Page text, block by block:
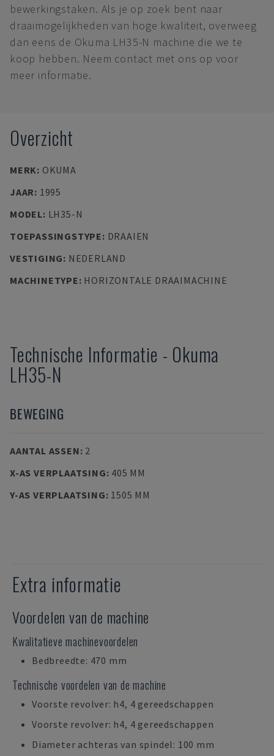
bewerkingstaken. Als je op zoek bent naar
draaimogelijkheden van hoge kwaliteit, overweeg
dan eens de Okuma LH35-N machine die we te
koop hebben. Neem contact met ons op voor
meer informatie.
Overzicht
MERK: OKUMA
JAAR: 1995
MODEL: LH35-N
TOEPASSINGSTYPE: DRAAIEN
VESTIGING: NEDERLAND
MACHINETYPE: HORIZONTALE DRAAIMACHINE
Technische Informatie - Okuma
LH35-N
BEWEGING
AANTAL ASSEN: 2
X-AS VERPLAATSING: 405 MM
Y-AS VERPLAATSING: 1505 MM
Extra informatie
Voordelen van de machine
Kwalitatieve machinevoordelen
Bedbreedte: 470 mm
Technische voordelen van de machine
Voorste revolver: h4, 4 gereedschappen
Voorste revolver: h4, 4 gereedschappen
Diameter achteras van spindel: 100 mm